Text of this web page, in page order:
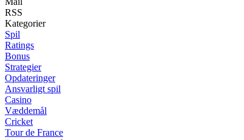
RSS
Kategorier
Spil
Ratings
Bonus
Strategier
Opdateringer
Ansvarligt spil
Casino
Væddemål
Cricket
Tour de France